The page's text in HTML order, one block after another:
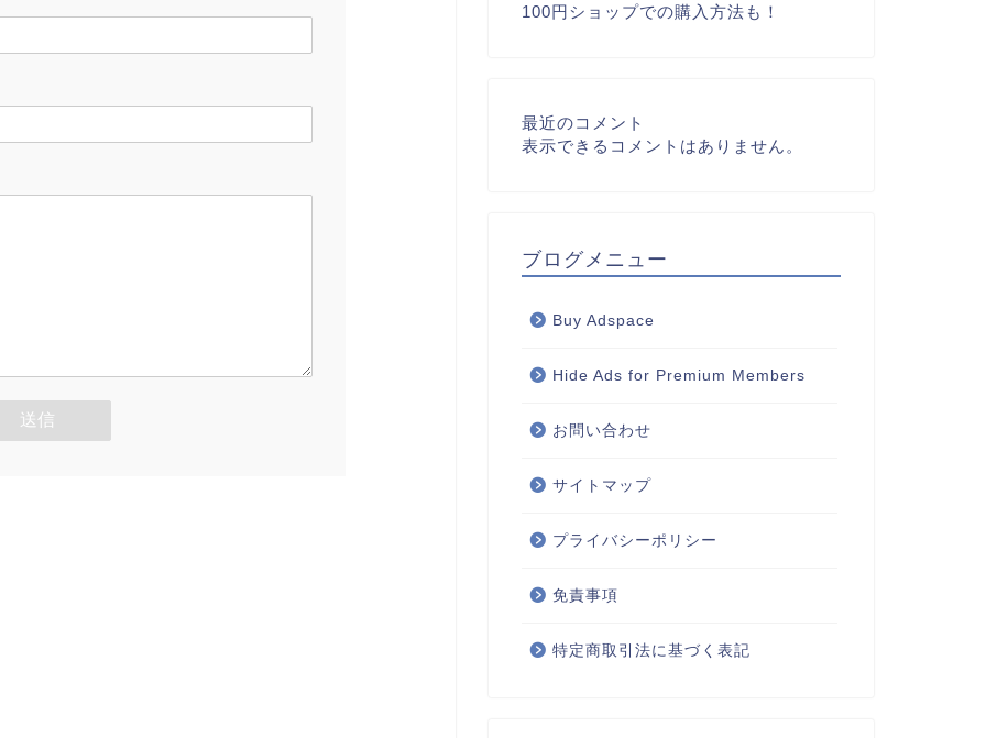
100円ショップでの購入方法も！
最近のコメント
表示できるコメントはありません。
ブログメニュー
Buy Adspace
Hide Ads for Premium Members
お問い合わせ
サイトマップ
プライバシーポリシー
免責事項
特定商取引法に基づく表記